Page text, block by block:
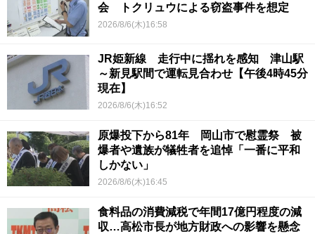
会 トクリュウによる窃盗事件を想定
2026/8/6(木)16:58
JR姫新線 走行中に揺れを感知 津山駅
～新見駅間で運転見合わせ【午後4時45分
現在】
2026/8/6(木)16:52
原爆投下から81年 岡山市で慰霊祭 被
爆者や遺族が犠牲者を追悼「一番に平和
しかない」
2026/8/6(木)16:45
食料品の消費減税で年間17億円程度の減
収…高松市長が地方財政への影響を懸念